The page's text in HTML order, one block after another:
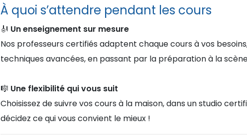
À quoi s’attendre pendant les cours
🎻 Un enseignement sur mesure
Nos professeurs certifiés adaptent chaque cours à vos
techniques avancées, en passant par la préparation à la
🎼 Une flexibilité qui vous suit
Choisissez de suivre vos cours à la maison, dans un studio
décidez ce qui vous convient le mieux !